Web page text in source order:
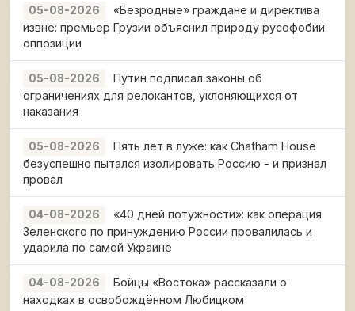
05-08-2026
«Безродные» граждане и директива
извне: премьер Грузии объяснил природу русофобии
оппозиции
05-08-2026
Путин подписал законы об
ограничениях для релокантов, уклоняющихся от
наказания
05-08-2026
Пять лет в луже: как Chatham House
безуспешно пытался изолировать Россию - и признал
провал
04-08-2026
«40 дней потужности»: как операция
Зеленского по принуждению России провалилась и
ударила по самой Украине
04-08-2026
Бойцы «Востока» рассказали о
находках в освобождённом Любицком